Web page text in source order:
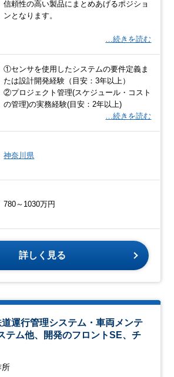
信頼性の高い製品にまとめあげるポジショ
ンとなります。
…続きを読む
①センサを使用したシステムの要件定義ま
たは設計開発経験（目安：3年以上）
②プロジェクト管理(スケジュール・コスト
の管理)の実務経験(目安：2年以上)
…続きを読む
神奈川県
780～1030万円
詳しく見る
道運行管理システム・車両メンテ
テム他、開発のフロントSE、チ
所